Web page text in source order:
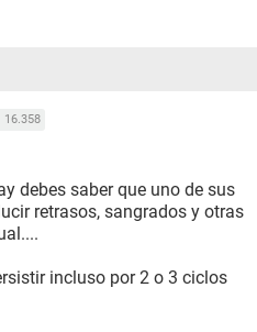
16.358
debes saber que uno de sus
retrasos, sangrados y otras
incluso por 2 o 3 ciclos